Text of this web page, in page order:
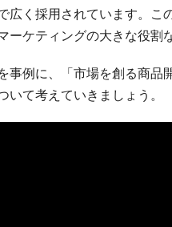
広く採用されています。こ
ケティングの大きな役割
事例に、「市場を創る商品
て考えていきましょう。